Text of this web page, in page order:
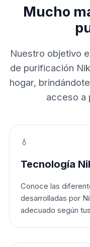
Mucho
Nuestro objetivo
de purificación
hogar,
acceso a
💧
Tecnología
Conoce las
desarrolladas por
adecuado según